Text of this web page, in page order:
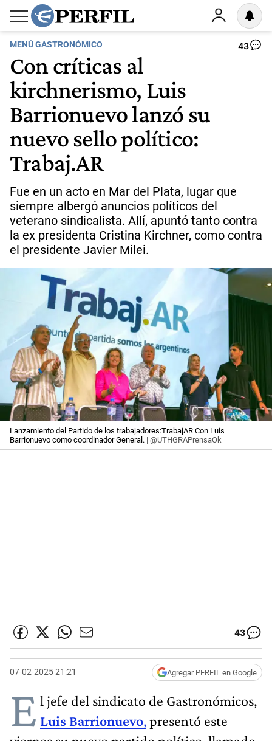
MENÚ GASTRONÓMICO 43
Con críticas al
kirchnerismo, Luis
Barrionuevo lanzó su
nuevo sello político:
Trabaj.AR
Fue en un acto en Mar del Plata, lugar que
siempre albergó anuncios políticos del
veterano sindicalista. Allí, apuntó tanto contra
la ex presidenta Cristina Kirchner, como contra
el presidente Javier Milei.
Lanzamiento del Partido de los trabajadores:TrabajAR Con Luis
Barrionuevo como coordinador General. | @UTHGRAPrensaOk
43
07-02-2025 21:21 Agregar PERFIL en Google
E l jefe del sindicato de Gastronómicos,
Luis Barrionuevo,presentó este